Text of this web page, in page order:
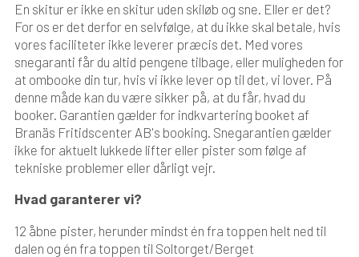
En skitur er ikke en skitur uden skiløb og sne. Eller er det?
For os er det derfor en selvfølge, at du ikke skal betale, hvis
vores faciliteter ikke leverer præcis det. Med vores
snegaranti får du altid pengene tilbage, eller muligheden for
at ombooke din tur, hvis vi ikke lever op til det, vi lover. På
denne måde kan du være sikker på, at du får, hvad du
booker. Garantien gælder for indkvartering booket af
Branäs Fritidscenter AB's booking. Snegarantien gælder
ikke for aktuelt lukkede lifter eller pister som følge af
tekniske problemer eller dårligt vejr.
Hvad garanterer vi?
12 åbne pister, herunder mindst én fra toppen helt ned til
dalen og én fra toppen til Soltorget/Berget